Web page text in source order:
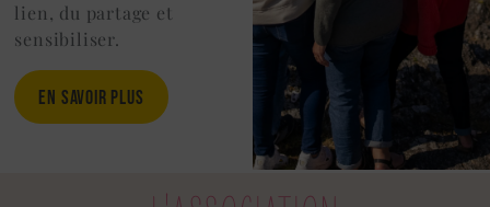
lien, du partage et
sensibiliser.
EN SAVOIR PLUS